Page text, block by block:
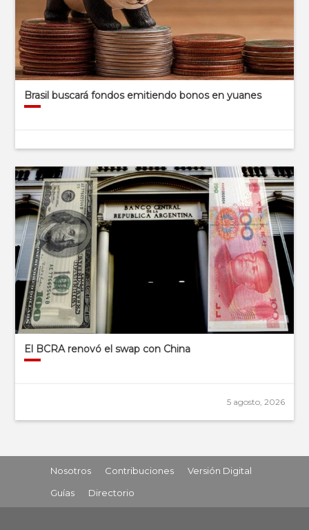
Brasil buscará fondos emitiendo bonos en yuanes
El BCRA renovó el swap con China
5 agosto, 2026
Nosotros Contribuciones
Versión Digital
Guías
Directorio